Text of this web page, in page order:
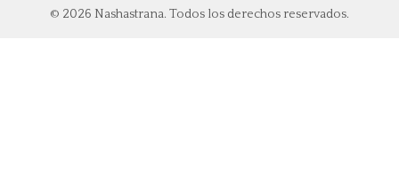
© 2026 Nashastrana. Todos los derechos reservados.